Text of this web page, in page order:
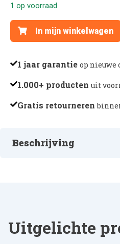
1 op voorraad
KEERRING
-
aantal
In mijn winkelwagen
1 jaar garantie op nieuwe
1.000+ producten uit
Gratis retourneren
Beschrijving
Uitgelichte